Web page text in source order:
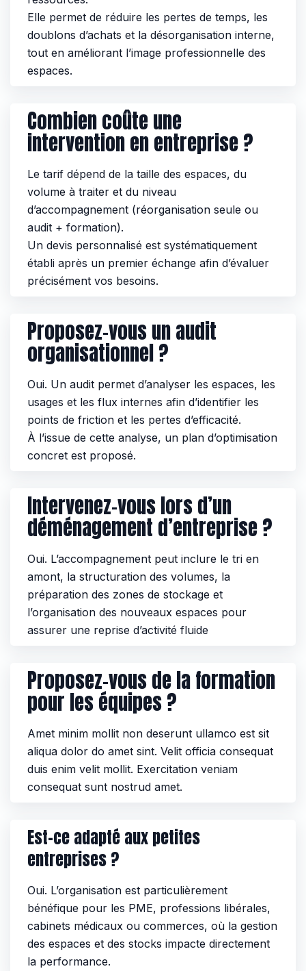
Elle permet de réduire les pertes de temps, les
doublons d’achats et la désorganisation interne,
tout en améliorant l’image professionnelle des
espaces.
Combien coûte une
intervention en entreprise ?
Le tarif dépend de la taille des espaces, du
volume à traiter et du niveau
d’accompagnement (réorganisation seule ou
audit + formation).
Un devis personnalisé est systématiquement
établi après un premier échange afin d’évaluer
précisément vos besoins.
Proposez-vous un audit
organisationnel ?
Oui. Un audit permet d’analyser les espaces, les
usages et les flux internes afin d’identifier les
points de friction et les pertes d’efficacité.
À l’issue de cette analyse, un plan d’optimisation
concret est proposé.
Intervenez-vous lors d’un
déménagement d’entreprise ?
Oui. L’accompagnement peut inclure le tri en
amont, la structuration des volumes, la
préparation des zones de stockage et
l’organisation des nouveaux espaces pour
assurer une reprise d’activité fluide
Proposez-vous de la formation
pour les équipes ?
Amet minim mollit non deserunt ullamco est sit
aliqua dolor do amet sint. Velit officia consequat
duis enim velit mollit. Exercitation veniam
consequat sunt nostrud amet.
Est-ce adapté aux petites
entreprises ?
Oui. L’organisation est particulièrement
bénéfique pour les PME, professions libérales,
cabinets médicaux ou commerces, où la gestion
des espaces et des stocks impacte directement
la performance.